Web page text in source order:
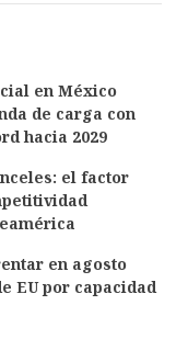
en México
de carga con
hacia 2029
el factor
en agosto
EU por capacidad